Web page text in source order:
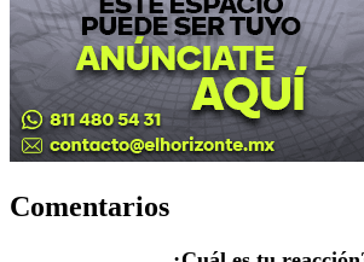
Comentarios